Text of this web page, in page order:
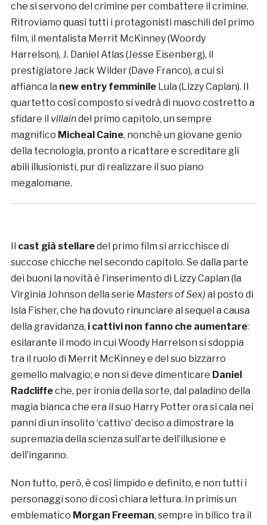
che si servono del crimine per combattere il crimine.
Ritroviamo quasi tutti i protagonisti maschili del primo
film, il mentalista Merrit McKinney (Woordy
Harrelson), J. Daniel Atlas (Jesse Eisenberg), il
prestigiatore Jack Wilder (Dave Franco), a cui si
affianca la new entry femminileLula (Lizzy Caplan). Il
quartetto così composto si vedrà di nuovo costretto a
sfidare il villaindel primo capitolo, un sempre
magnifico Micheal Caine, nonchè un giovane genio
della tecnologia, pronto a ricattare e screditare gli
abili illusionisti, pur di realizzare il suo piano
megalomane.
cast già stellaredel primo film si arricchisce di
succose chicche nel secondo capitolo. Se dalla parte
dei buoni la novità è l’inserimento di Lizzy Caplan (la
Virginia Johnson della serie Masters of Sex) al posto di
Isla Fisher, che ha dovuto rinunciare al sequel a causa
della gravidanza, i cattivi non fanno che aumentare:
esilarante il modo in cui Woody Harrelson si sdoppia
tra il ruolo di Merrit McKinney e del suo bizzarro
gemello malvagio; e non si deve dimenticare Daniel
Radcliffeche, per ironia della sorte, dal paladino della
magia bianca che era il suo Harry Potter ora si cala nei
panni di un insolito ‘cattivo’ deciso a dimostrare la
supremazia della scienza sull’arte dell’illusione e
dell’inganno.
Non tutto, però, è così limpido e definito, e non tutti i
personaggi sono di così chiara lettura. In primis un
emblematico Morgan Freeman, sempre in bilico tra il